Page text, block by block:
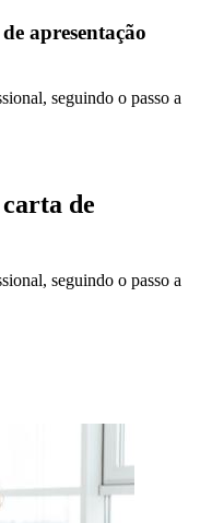
apresentação
seguindo o passo a
de
seguindo o passo a